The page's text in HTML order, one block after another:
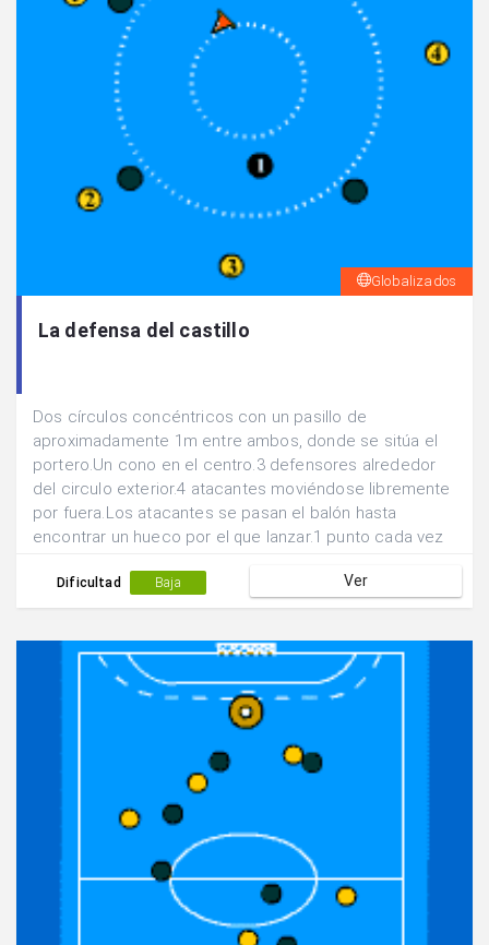
Globalizados
La defensa del castillo
Dos círculos concéntricos con un pasillo de
aproximadamente 1m entre ambos, donde se sitúa el
portero.Un cono en el centro.3 defensores alrededor
del circulo exterior.4 atacantes moviéndose libremente
por fuera.Los atacantes se pasan el balón hasta
encontrar un hueco por el que lanzar.1 punto cada vez
Dificultad Baja Ver